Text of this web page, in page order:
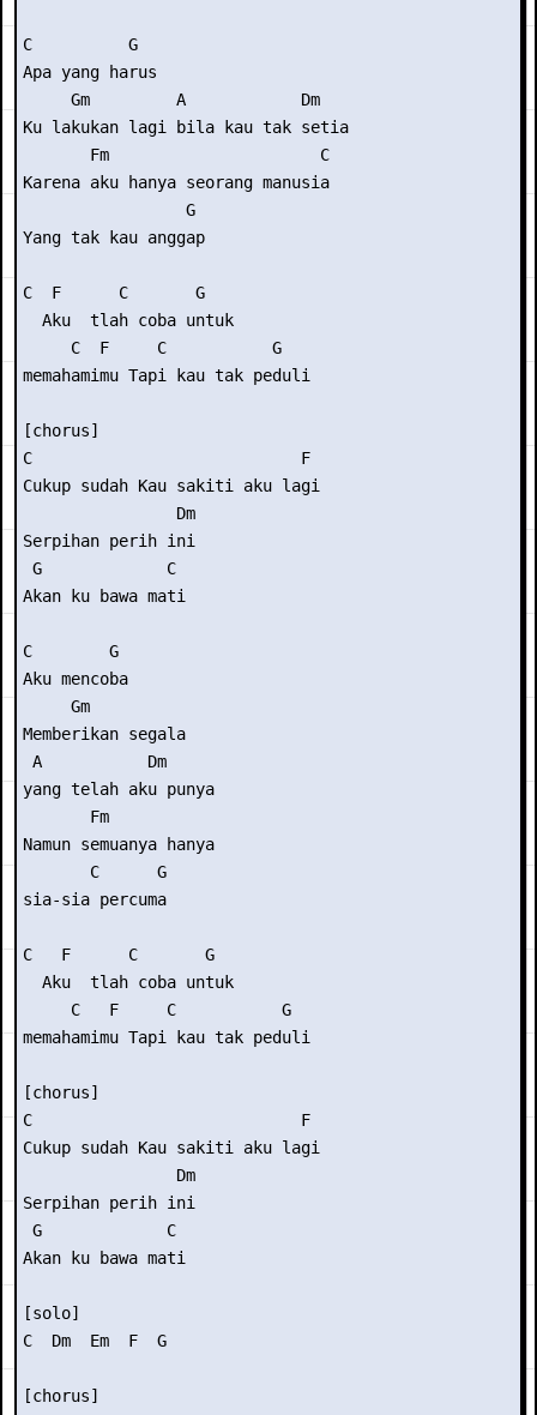
C          G
Apa yang harus
     Gm         A            Dm
Ku lakukan lagi bila kau tak setia
       Fm                      C
Karena aku hanya seorang manusia
                 G
Yang tak kau anggap
C  F      C       G
  Aku  tlah coba untuk
     C  F     C           G
memahamimu Tapi kau tak peduli
[chorus]
C                            F
Cukup sudah Kau sakiti aku lagi
                Dm
Serpihan perih ini
G             C
Akan ku bawa mati
C        G
Aku mencoba
     Gm
Memberikan segala
A           Dm
yang telah aku punya
       Fm
Namun semuanya hanya
       C      G
sia-sia percuma
C   F      C       G
  Aku  tlah coba untuk
     C   F     C           G
memahamimu Tapi kau tak peduli
[chorus]
C                            F
Cukup sudah Kau sakiti aku lagi
                Dm
Serpihan perih ini
G             C
Akan ku bawa mati
[solo]
C  Dm  Em  F  G
[chorus]